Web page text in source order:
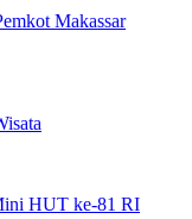
Makassar
HUT ke-81 RI